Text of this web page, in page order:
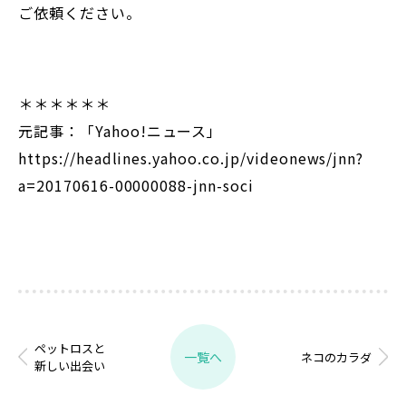
ご依頼ください。
＊＊＊＊＊＊
元記事：「Yahoo!ニュース」
https://headlines.yahoo.co.jp/videonews/jnn?
a=20170616-00000088-jnn-soci
ペットロスと
新しい出会い
一覧へ ネコのカラダ